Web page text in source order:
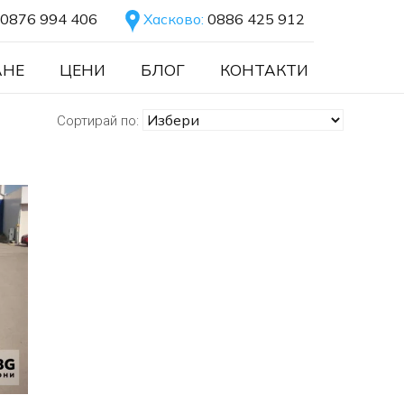
0876 994 406 Хасково: 0886 425 912
ЦЕНИ БЛОГ КОНТАКТИ
Сортирай по: